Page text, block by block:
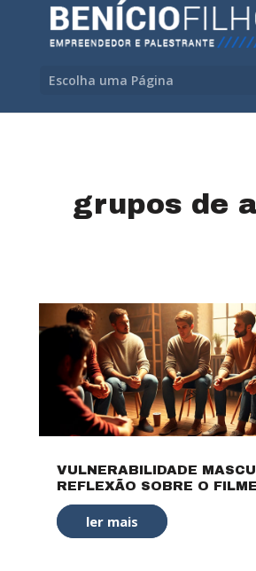
Escolha uma Página
grupos de
VULNERABILIDADE
REFLEXÃO SOBRE O
ler mais